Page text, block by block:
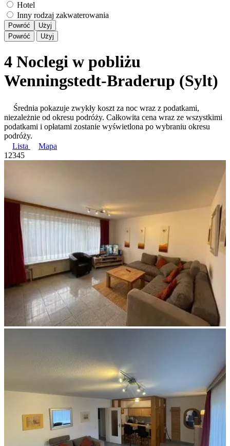
Hotel
Inny rodzaj zakwaterowania
Powróć
Użyj
Powróć
Użyj
4 Noclegi w pobliżu
Wenningstedt-Braderup (Sylt)
Średnia pokazuje zwykły koszt za noc wraz z podatkami,
niezależnie od okresu podróży. Całkowita cena wraz ze wszystkimi
podatkami i opłatami zostanie wyświetlona po wybraniu okresu
podróży.
Lista
Mapa
1 2345